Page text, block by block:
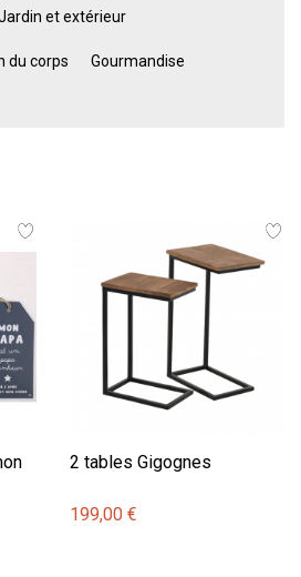
et extérieur
du corps Gourmandise
2 tables Gigognes
199,00 €